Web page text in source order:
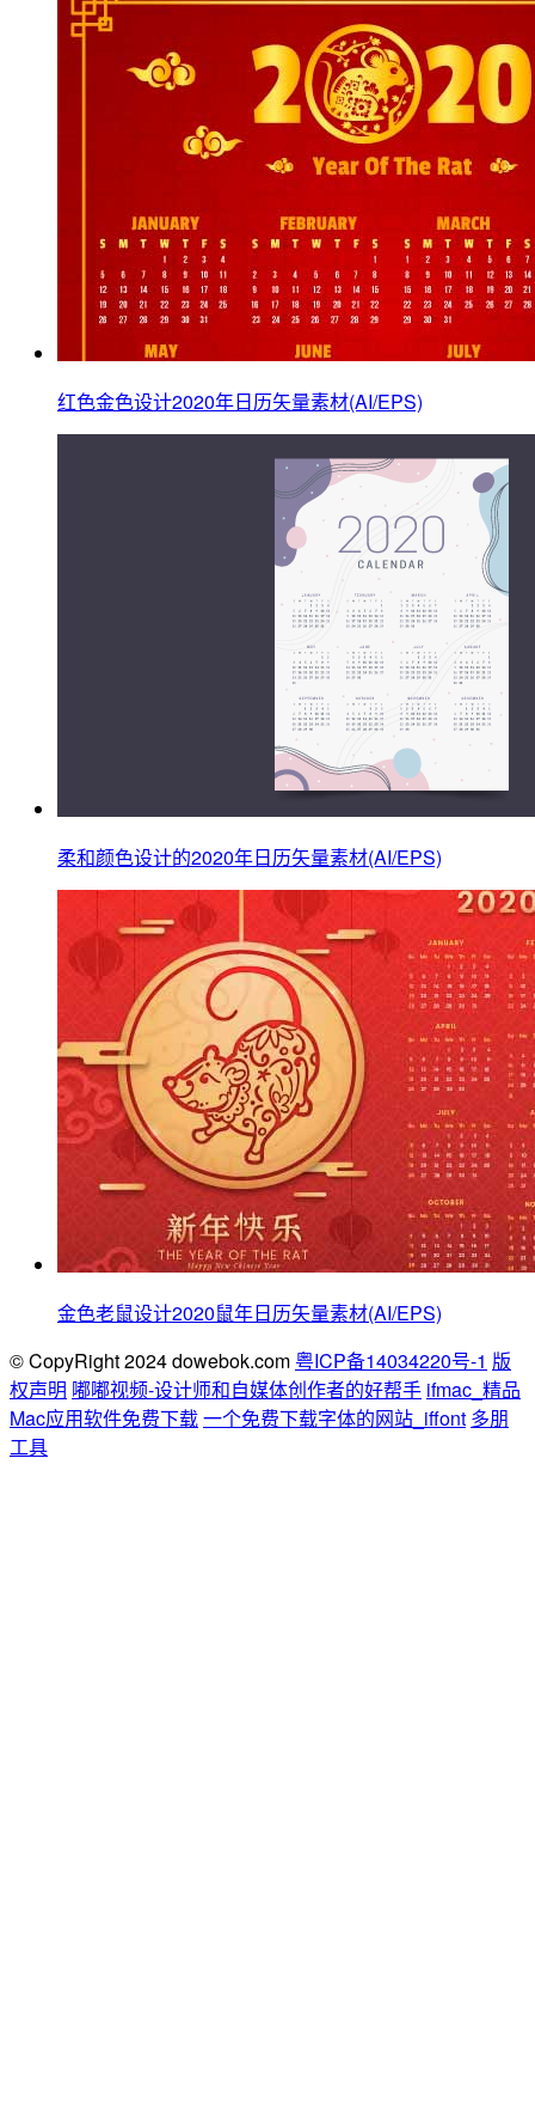
红色金色设计2020年日历矢量素材(AI/EPS)
柔和颜色设计的2020年日历矢量素材(AI/EPS)
金色老鼠设计2020鼠年日历矢量素材(AI/EPS)
© CopyRight 2024 dowebok.com 粤ICP备14034220号-1 版
权声明 嘟嘟视频-设计师和自媒体创作者的好帮手 ifmac_精品
Mac应用软件免费下载一个免费下载字体的网站_iffont 多朋
工具